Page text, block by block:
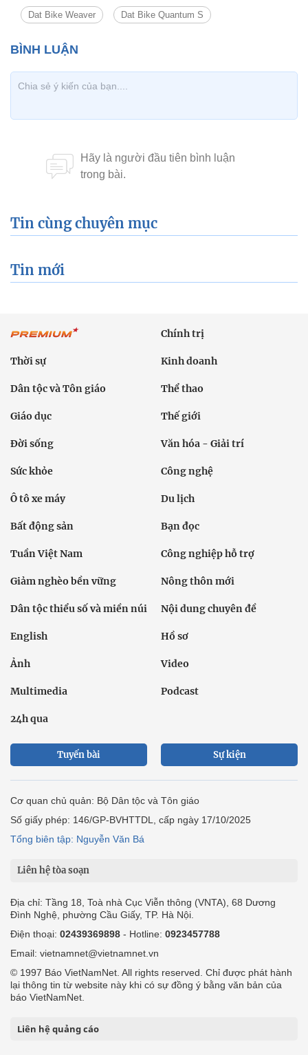
Dat Bike Weaver Dat Bike Quantum S
Tin cùng chuyên mục
Tin mới
Chính trị
Thời sự Kinh doanh
Dân tộc và Tôn giáo Thể thao
Giáo dục Thế giới
Đời sống Văn hóa - Giải trí
Sức khỏe Công nghệ
Ô tô xe máy Du lịch
Bất động sản Bạn đọc
Tuần Việt Nam Công nghiệp hỗ trợ
Giảm nghèo bền vững Nông thôn mới
Dân tộc thiểu số và miền núi Nội dung chuyên đề
English Hồ sơ
Ảnh Video
Multimedia Podcast
24h qua
Tuyến bài Sự kiện
Cơ quan chủ quản: Bộ Dân tộc và Tôn giáo
Số giấy phép: 146/GP-BVHTTDL, cấp ngày 17/10/2025
Tổng biên tập: Nguyễn Văn Bá
Liên hệ tòa soạn
Địa chỉ: Tầng 18, Toà nhà Cục Viễn thông (VNTA), 68 Dương
Đình Nghệ, phường Cầu Giấy, TP. Hà Nội.
Điện thoại: 02439369898 - Hotline: 0923457788
Email: vietnamnet@vietnamnet.vn
© 1997 Báo VietNamNet. All rights reserved. Chỉ được phát hành
lại thông tin từ website này khi có sự đồng ý bằng văn bản của
báo VietNamNet.
Liên hệ quảng cáo